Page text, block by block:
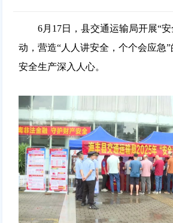
6月17日，县交通运输局开展“安
动，营造“人人讲安全，个个会应急
安全生产深入人心。